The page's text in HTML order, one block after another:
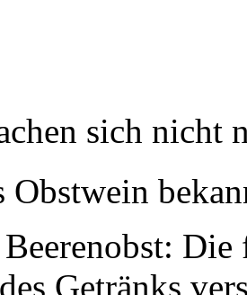
sich nicht
Getränks